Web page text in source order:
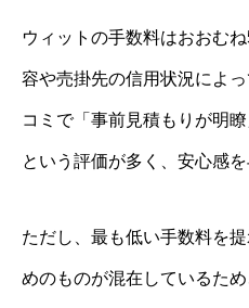
ウィットの手数料はおおむ
容や売掛先の信用状況によ
コミで「事前見積もりが明
という評価が多く、安心感を
ただし、最も低い手数料を
めのものが混在しているた